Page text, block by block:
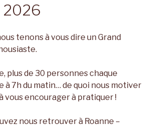
2026
tenons à vous dire un Grand
plus de 30 personnes chaque
à 7h du matin… de quoi nous motiver
vous encourager à pratiquer !
nous retrouver à Roanne –